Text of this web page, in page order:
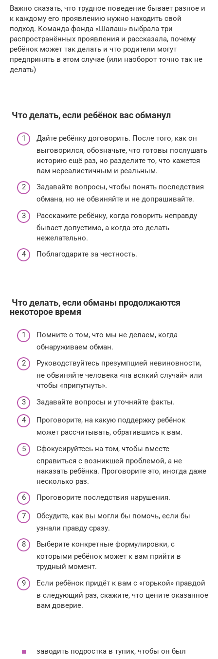
Важно сказать, что трудное поведение бывает разное и
к каждому его проявлению нужно находить свой
подход. Команда фонда «Шалаш» выбрала три
распространённых проявления и рассказала, почему
ребёнок может так делать и что родители могут
предпринять в этом случае (или наоборот точно так не
делать)
️ Что делать, если ребёнок вас обманул
Дайте ребёнку договорить. После того, как он
выговорился, обозначьте, что готовы послушать
историю ещё раз, но разделите то, что кажется
вам нереалистичным и реальным.
Задавайте вопросы, чтобы понять последствия
обмана, но не обвиняйте и не допрашивайте.
Расскажите ребёнку, когда говорить неправду
бывает допустимо, а когда это делать
нежелательно.
Поблагодарите за честность.
️ Что делать, если обманы продолжаются
некоторое время
Помните о том, что мы не делаем, когда
обнаруживаем обман.
Руководствуйтесь презумпцией невиновности,
не обвиняйте человека «на всякий случай» или
чтобы «припугнуть».
Задавайте вопросы и уточняйте факты.
Проговорите, на какую поддержку ребёнок
может рассчитывать, обратившись к вам.
Сфокусируйтесь на том, чтобы вместе
справиться с возникшей проблемой, а не
наказать ребёнка. Проговорите это, иногда даже
несколько раз.
Проговорите последствия нарушения.
Обсудите, как вы могли бы помочь, если бы
узнали правду сразу.
Выберите конкретные формулировки, с
которыми ребёнок может к вам прийти в
трудный момент.
Если ребёнок придёт к вам с «горькой» правдой
в следующий раз, скажите, что цените оказанное
вам доверие.
заводить подростка в тупик, чтобы он был